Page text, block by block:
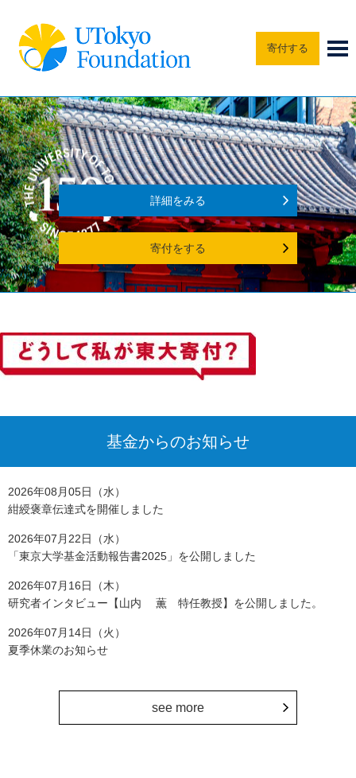
寄付する
詳細をみる
寄付をする
基金からのお知らせ
2026年08月05日（水）
紺綬褒章伝達式を開催しました
2026年07月22日（水）
「東京大学基金活動報告書2025」を公開しました
2026年07月16日（木）
研究者インタビュー【山内 薫 特任教授】を公開しました。
2026年07月14日（火）
夏季休業のお知らせ
see more